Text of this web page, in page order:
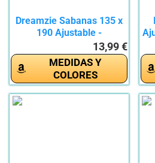
Dreamzie Sabanas 135 x
190 Ajustable -
Microfibra...13,99 €
MEDIDAS Y
COLORES